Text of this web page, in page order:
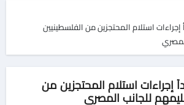
إجراءات استلام المحتجزين من الفلسطينيين
إجراءات استلام المحتجزين من
للجانب المصري